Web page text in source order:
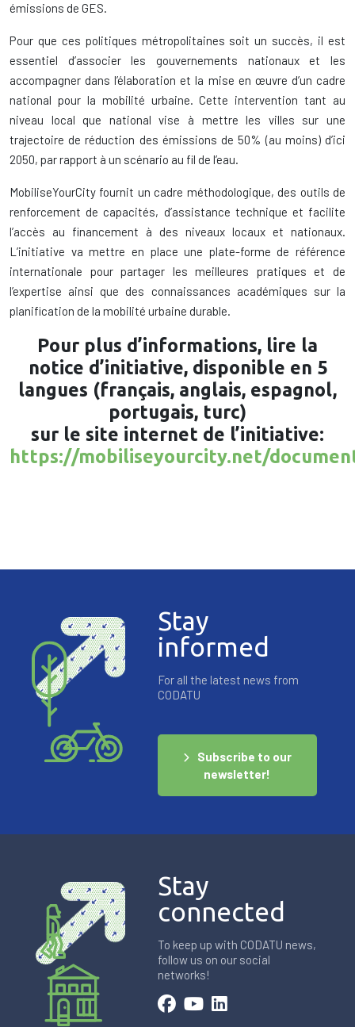
émissions de GES.
Pour que ces politiques métropolitaines soit un succès, il est
essentiel d’associer les gouvernements nationaux et les
accompagner dans l’élaboration et la mise en œuvre d’un cadre
national pour la mobilité urbaine.Cette intervention tant au
niveau local que national vise à mettre les villes sur une
trajectoire de réduction des émissions de 50% (au moins) d’ici
2050, par rapport à un scénario au fil de l’eau.
MobiliseYourCity fournit un cadre méthodologique, des outils de
renforcement de capacités, d’assistance technique et facilite
l’accès au financement à des niveaux locaux et nationaux.
L’initiative va mettre en place une plate-forme de référence
internationale pour partager les meilleures pratiques et de
l’expertise ainsi que des connaissances académiques sur la
planification de la mobilité urbaine durable.
Pour plus d’informations, lire la
notice d’initiative, disponible en 5
langues (français, anglais, espagnol,
portugais, turc)
sur le site internet de l’initiative:
https://mobiliseyourcity.net/
Stay
informed
For all the latest news from
CODATU
Subscribe to our
newsletter!
Stay
connected
To keep up with CODATU news,
follow us on our social
networks!